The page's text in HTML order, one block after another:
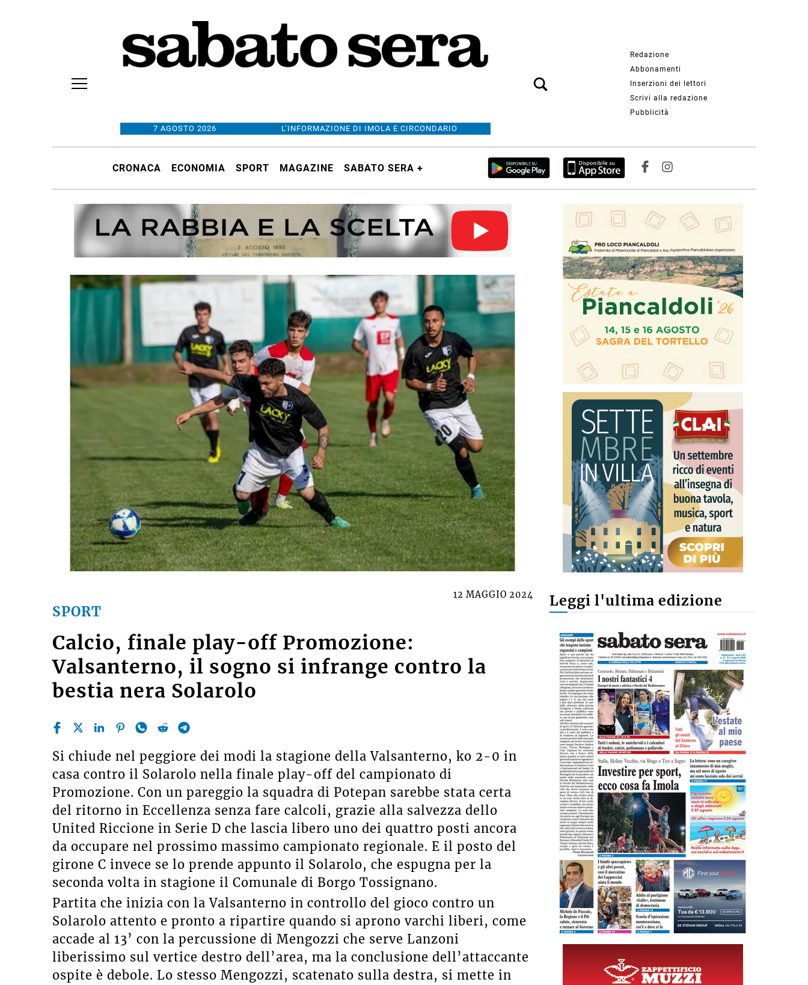
7 AGOSTO 2026 L’INFORMAZIONE DI IMOLA E CIRCONDARIO
Redazione
Abbonamenti
Inserzioni dei lettori
Scrivi alla redazione
Pubblicità
CRONACA ECONOMIA SPORT MAGAZINE SABATO SERA +
SPORT
12 MAGGIO 2024
Calcio, finale play-off Promozione:
Valsanterno, il sogno si infrange contro la
bestia nera Solarolo
Si chiude nel peggiore dei modi la stagione della Valsanterno, ko 2-0 in
casa contro il Solarolo nella finale play-off del campionato di
Promozione. Con un pareggio la squadra di Potepan sarebbe stata certa
del ritorno in Eccellenza senza fare calcoli, grazie alla salvezza dello
United Riccione in Serie D che lascia libero uno dei quattro posti ancora
da occupare nel prossimo massimo campionato regionale. E il posto del
girone C invece se lo prende appunto il Solarolo, che espugna per la
seconda volta in stagione il Comunale di Borgo Tossignano.
Partita che inizia con la Valsanterno in controllo del gioco contro un
Solarolo attento e pronto a ripartire quando si aprono varchi liberi, come
accade al 13’ con la percussione di Mengozzi che serve Lanzoni
liberissimo sul vertice destro dell’area, ma la conclusione dell’attaccante
ospite è debole. Lo stesso Mengozzi, scatenato sulla destra, si mette in
Leggi l'ultima edizione